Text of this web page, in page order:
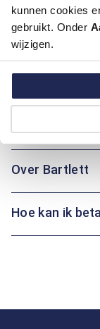
kunnen cookies
gebruikt. Onder
wijzigen.
Artikelnummer
Kleur:
Pasvorm:
Over Bartlett
Hoe kan ik